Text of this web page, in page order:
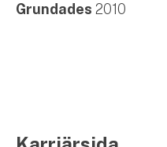
Grundades 2010